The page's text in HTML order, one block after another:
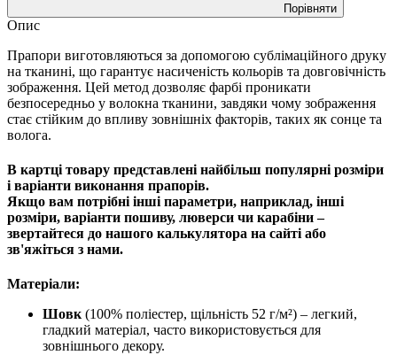
Порівняти
Опис
Прапори виготовляються за допомогою сублімаційного друку
на тканині, що гарантує насиченість кольорів та довговічність
зображення. Цей метод дозволяє фарбі проникати
безпосередньо у волокна тканини, завдяки чому зображення
стає стійким до впливу зовнішніх факторів, таких як сонце та
волога.
В картці товару представлені найбільш популярні розміри
і варіанти виконання прапорів.
Якщо вам потрібні інші параметри, наприклад, інші
розміри, варіанти пошиву, люверси чи карабіни –
звертайтеся до нашого калькулятора на сайті або
зв'яжіться з нами.
Матеріали:
Шовк(100% поліестер, щільність 52 г/м²) – легкий,
гладкий матеріал, часто використовується для
зовнішнього декору.